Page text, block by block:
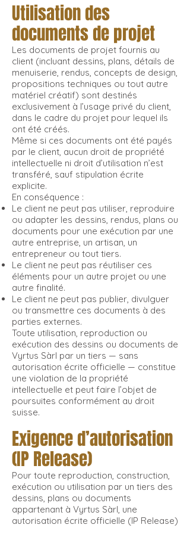
Utilisation des
documents de projet
Les documents de projet fournis au
client (incluant dessins, plans, détails de
menuiserie, rendus, concepts de design,
propositions techniques ou tout autre
matériel créatif) sont destinés
exclusivement à l’usage privé du client,
dans le cadre du projet pour lequel ils
ont été créés.
Même si ces documents ont été payés
par le client, aucun droit de propriété
intellectuelle ni droit d’utilisation n’est
transféré, sauf stipulation écrite
explicite.
En conséquence :
Le client ne peut pas utiliser, reproduire
ou adapter les dessins, rendus, plans ou
documents pour une exécution par une
autre entreprise, un artisan, un
entrepreneur ou tout tiers.
Le client ne peut pas réutiliser ces
éléments pour un autre projet ou une
autre finalité.
Le client ne peut pas publier, divulguer
ou transmettre ces documents à des
parties externes.
Toute utilisation, reproduction ou
exécution des dessins ou documents de
Vyrtus Sàrl par un tiers — sans
autorisation écrite officielle — constitue
une violation de la propriété
intellectuelle et peut faire l’objet de
poursuites conformément au droit
suisse.
Exigence d’autorisation
(IP Release)
Pour toute reproduction, construction,
exécution ou utilisation par un tiers des
dessins, plans ou documents
appartenant à Vyrtus Sàrl, une
autorisation écrite officielle (IP Release)